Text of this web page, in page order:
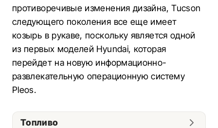
противоречивые изменения дизайна, Tucson
следующего поколения все еще имеет
козырь в рукаве, поскольку является одной
из первых моделей Hyundai, которая
перейдет на новую информационно-
развлекательную операционную систему
Pleos.
Топливо